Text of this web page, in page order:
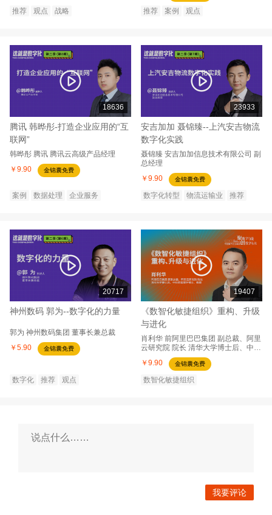
推荐
观点 战略 推荐 案例 观点
18636
腾讯 韩晔彤-打造企业应用的“互
联网”
韩晔彤 腾讯 腾讯云高级产品经理
￥9.90
金锦囊免费
案例 数据处理 企业服务
23933
安吉加加 聂锦臻--上汽安吉物流
数字化实践
聂锦臻 安吉加加信息技术有限公司 副
总经理
￥9.90
金锦囊免费
数字化转型 物流运输业 推荐
20717
神州数码 郭为--数字化的力量
郭为 神州数码集团 董事长兼总裁
￥5.90
金锦囊免费
数字化 推荐 观点
19407
《数智化敏捷组织》重构、升级
与进化
肖利华 前阿里巴巴集团 副总裁、阿里
云研究院 院长 清华大学博士后、中科
院管理学博士、教授
￥9.90 金锦囊免费
数智化敏捷组织
我要评论